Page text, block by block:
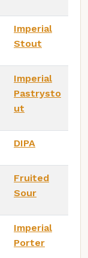
Imperial
Stout
Imperial
Pastrysto
ut
DIPA
Fruited
Sour
Imperial
Porter